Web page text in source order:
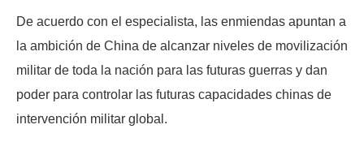
De acuerdo con el especialista, las enmiendas apuntan a
la ambición de China de alcanzar niveles de movilización
militar de toda la nación para las futuras guerras y dan
poder para controlar las futuras capacidades chinas de
intervención militar global.